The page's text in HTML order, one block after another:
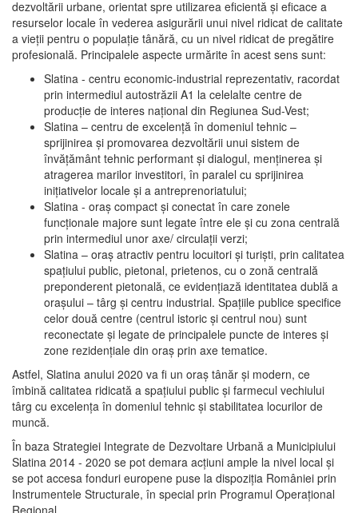
dezvoltării urbane, orientat spre utilizarea eficientă şi eficace a
resurselor locale în vederea asigurării unui nivel ridicat de calitate
a vieţii pentru o populaţie tânără, cu un nivel ridicat de pregătire
profesională. Principalele aspecte urmărite în acest sens sunt:
Slatina - centru economic-industrial reprezentativ, racordat
prin intermediul autostrăzii A1 la celelalte centre de
producţie de interes naţional din Regiunea Sud-Vest;
Slatina – centru de excelenţă în domeniul tehnic –
sprijinirea şi promovarea dezvoltării unui sistem de
învăţământ tehnic performant şi dialogul, menţinerea şi
atragerea marilor investitori, în paralel cu sprijinirea
iniţiativelor locale şi a antreprenoriatului;
Slatina - oraş compact şi conectat în care zonele
funcţionale majore sunt legate între ele şi cu zona centrală
prin intermediul unor axe/ circulații verzi;
Slatina – oraş atractiv pentru locuitori şi turişti, prin calitatea
spaţiului public, pietonal, prietenos, cu o zonă centrală
preponderent pietonală, ce evidenţiază identitatea dublă a
oraşului – târg şi centru industrial. Spaţiile publice specifice
celor două centre (centrul istoric şi centrul nou) sunt
reconectate şi legate de principalele puncte de interes şi
zone rezidenţiale din oraş prin axe tematice.
Astfel, Slatina anului 2020 va fi un oraş tânăr şi modern, ce
îmbină calitatea ridicată a spaţiului public şi farmecul vechiului
târg cu excelenţa în domeniul tehnic şi stabilitatea locurilor de
muncă.
În baza Strategiei Integrate de Dezvoltare Urbană a Municipiului
Slatina 2014 - 2020 se pot demara acţiuni ample la nivel local şi
se pot accesa fonduri europene puse la dispoziţia României prin
Instrumentele Structurale, în special prin Programul Operațional
Regional.